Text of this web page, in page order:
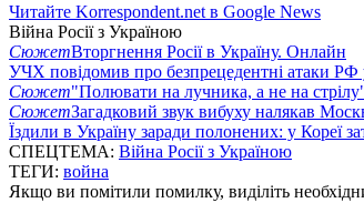
Читайте Korrespondent.net в Google News
Війна Росії з Україною
СюжетВторгнення Росії в Україну. Онлайн
УЧХ повідомив про безпрецедентні атаки РФ
Сюжет"Полювати на лучника, а не на
СюжетЗагадковий звук вибуху налякав
Їздили в Україну заради полонених: у Кореї
СПЕЦТЕМА: Війна Росії з Україною
ТЕГИ: война
Якщо ви помітили помилку, виділіть